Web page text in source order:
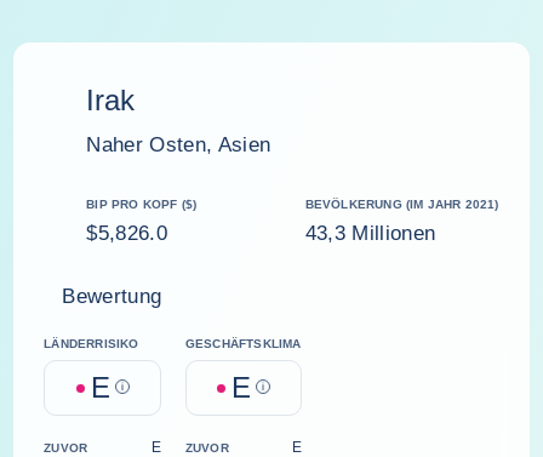
Irak
Naher Osten, Asien
BIP PRO KOPF ($)
$5,826.0
BEVÖLKERUNG (IM JAHR 2021)
43,3 Millionen
Bewertung
LÄNDERRISIKO
E Help
GESCHÄFTSKLIMA
E Help
ZUVOR E ZUVOR E